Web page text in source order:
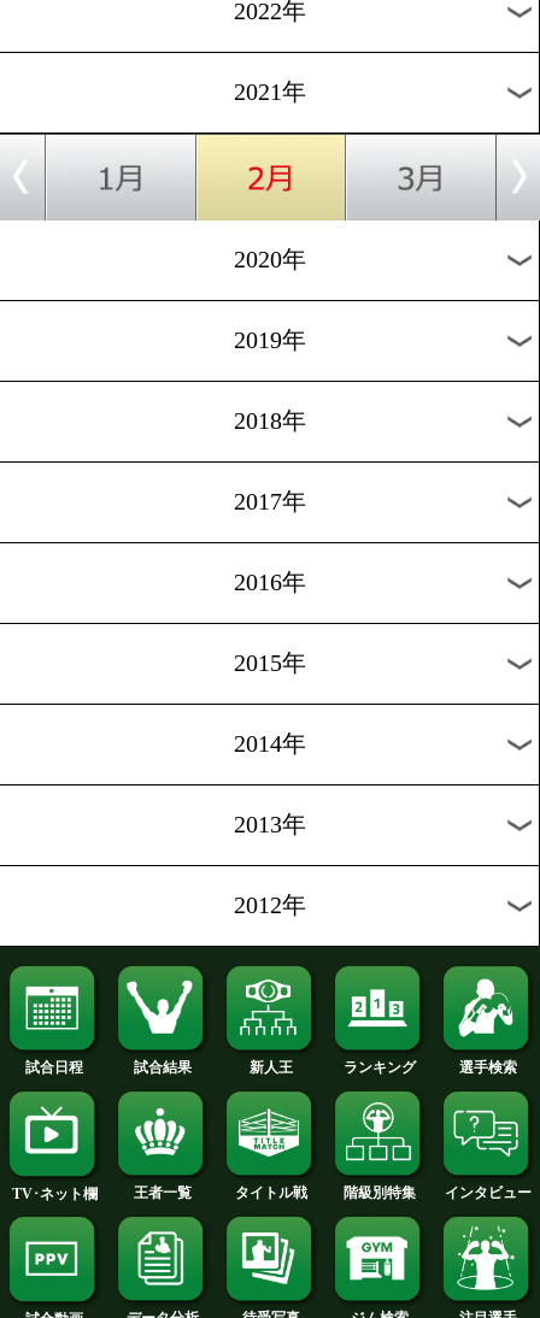
2026年
2024年
2023年
2022年
2021年
2020年
2018年
2017年
2016年
2015年
2014年